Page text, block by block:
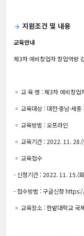
arrow_forward 지원조건 및 내용
교육안내
제3차 예비창업자 창업역량
◦ 교 육 명 : 제3차 예비창업
◦ 교육대상 : 대전·충남·세
◦ 교육방법 : 오프라인
◦ 교육기간 : 2022. 11.
◦ 교육접수
- 신청기간 : 2022. 11. 15.(
- 접수방법 : 구글신청
◦ 교육장소 : 한밭대학교 국